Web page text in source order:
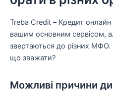
Treba Credit – Кредит
вашим основним сервісом,
звертаються до різних МФО.
що зважати?
Можливі причини